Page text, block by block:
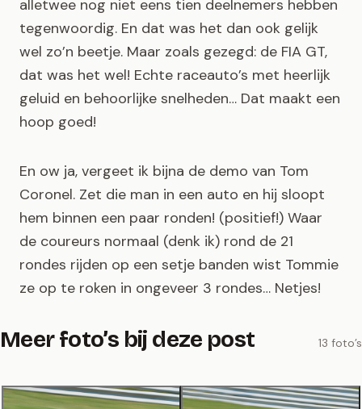
alletwee nog niet eens tien deelnemers hebben
tegenwoordig. En dat was het dan ook gelijk
wel zo’n beetje. Maar zoals gezegd: de FIA GT,
dat was het wel! Echte raceauto’s met heerlijk
geluid en behoorlijke snelheden… Dat maakt een
hoop goed!
En ow ja, vergeet ik bijna de demo van Tom
Coronel. Zet die man in een auto en hij sloopt
hem binnen een paar ronden! (positief!) Waar
de coureurs normaal (denk ik) rond de 21
rondes rijden op een setje banden wist Tommie
ze op te roken in ongeveer 3 rondes… Netjes!
Meer foto’s bij deze post 13 foto’s